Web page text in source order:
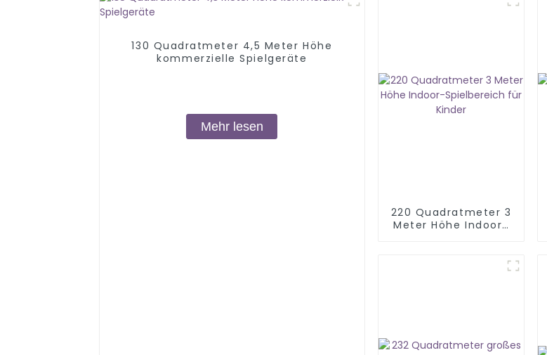
130 Quadratmeter 4,5 Meter Höhe
kommerzielle Spielgeräte
Mehr lesen
220 Quadratmeter 3
Meter Höhe Indoor-